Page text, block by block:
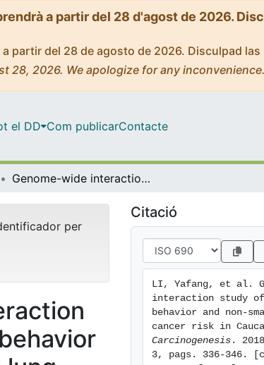
a partir del 28 d'agost de 2026.
partir del 28 de agosto de 2026. Disculpad las
28, 2026. We apologize for any inconvenience.
el DD Com publicarContacte
Genome-wide interaction study of smoking behavior and non-small cell lung cancer risk in Caucasian population
per
Citació
LI, Yafang, et al.
interaction study of
behavior and non-
Carcinogenesis .
3, pags. 336-346.